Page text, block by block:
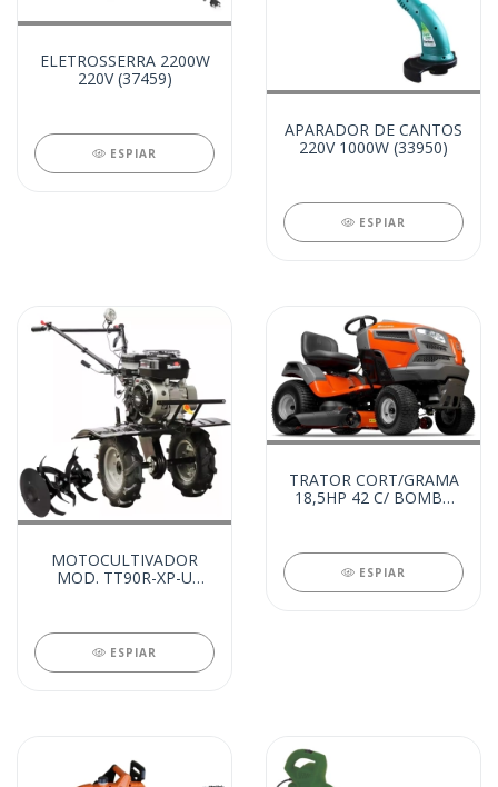
ELETROSSERRA 2200W
220V (37459)
ESPIAR
APARADOR DE CANTOS
220V 1000W (33950)
ESPIAR
MOTOCULTIVADOR
MOD. TT90R-XP-U
ESPIAR
TRATOR CORT/GRAMA
18,5HP 42 C/ BOMBA
ESPIAR